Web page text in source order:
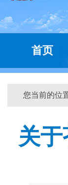
首页
您当前的位
关